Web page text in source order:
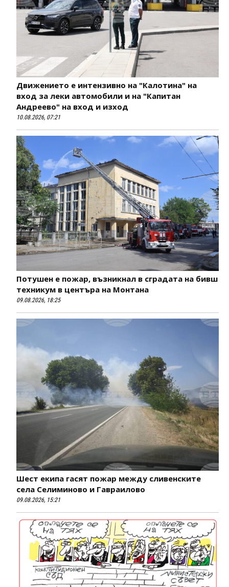
Движението е интензивно на "Калотина" на
вход за леки автомобили и на "Капитан
Андреево" на вход и изход
10.08.2026, 07:21
Потушен е пожар, възникнал в сградата на бивш
техникум в центъра на Монтана
09.08.2026, 18:25
Шест екипа гасят пожар между сливенските
села Селиминово и Гавраилово
09.08.2026, 15:21